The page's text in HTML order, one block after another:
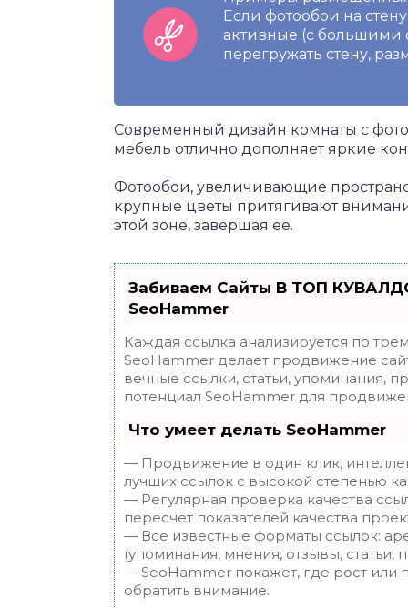
Если фотообои на
активные (с большими
перегружать стену,
Современный дизайн комнаты с
мебель отлично дополняет яркие
Фотообои, увеличивающие
крупные цветы притягивают
этой зоне, завершая ее.
Забиваем Сайты В ТОП
SeoHammer
Каждая ссылка анализируется по
SeoHammer делает продвижение
вечные ссылки, статьи, упоминания,
потенциал SeoHammer для
Что умеет делать SeoHammer
— Продвижение в один клик,
лучших ссылок с высокой степенью
— Регулярная проверка качества
пересчет показателей качества
— Все известные форматы ссылок:
(упоминания, мнения, отзывы, статьи,
— SeoHammer покажет, где рост или
обратить внимание.